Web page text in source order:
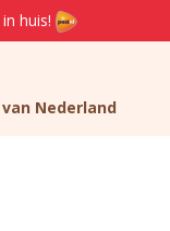
huis!
Nederland